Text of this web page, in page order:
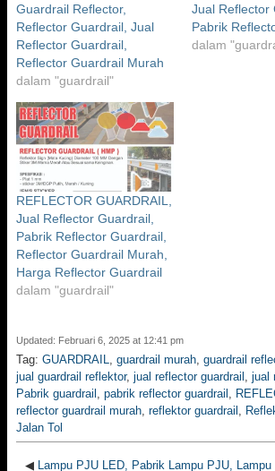
Guardrail Reflector,
Reflector Guardrail, Jual
Reflector Guardrail,
Reflector Guardrail Murah
dalam "guardrail"
Jual Reflector
Pabrik
dalam
REFLECTOR GUARDRAIL,
Jual Reflector Guardrail,
Pabrik Reflector Guardrail,
Reflector Guardrail Murah,
Harga Reflector Guardrail
dalam "guardrail"
Updated: Februari 6, 2025 at 12:41 pm
Tag: GUARDRAIL, guardrail murah, guardrail
jual guardrail reflektor, jual reflector guardrail , jual
Pabrik guardrail , pabrik reflector guardrail ,
reflector guardrail murah, reflektor guardrail ,
Jalan Tol
◀ Lampu PJU LED, Pabrik Lampu PJU, Lampu